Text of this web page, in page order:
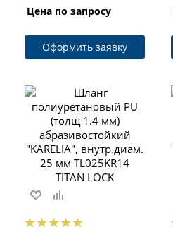
LOCK
Цена по запросу
Оформить заявку